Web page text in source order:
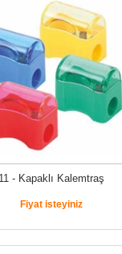
11 - Kapaklı Kalemtraş
Fiyat isteyiniz